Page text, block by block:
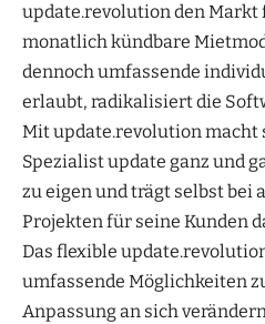
update.revolution den Markt
monatlich kündbare
dennoch umfassende
erlaubt, radikalisiert die
Mit update.revolution macht
Spezialist update ganz und
zu eigen und trägt selbst bei
Projekten für seine Kunden
Das flexible
umfassende Möglichkeiten
Anpassung an sich